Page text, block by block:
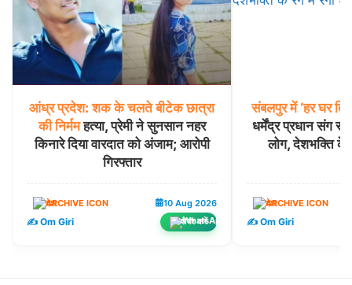
आंध्र प्रदेश: शक के चलते बीटेक छात्रा
की निर्ममहत्या, प्रेमी ने सुनसान नहर
किनारे दिया वारदात को अंजाम; आरोपी
गिरफ्तार
देश 10 Aug 2026
✍️ Om Giri शेयर करें
संबलपुर में ‘हर घर
धर्मेंद्र प्रधान संग
लोग, देशभक्ति के
देश
✍️ Om Giri